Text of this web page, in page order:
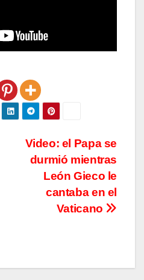
Video: el Papa se
durmió mientras
León Gieco le
cantaba en el
Vaticano